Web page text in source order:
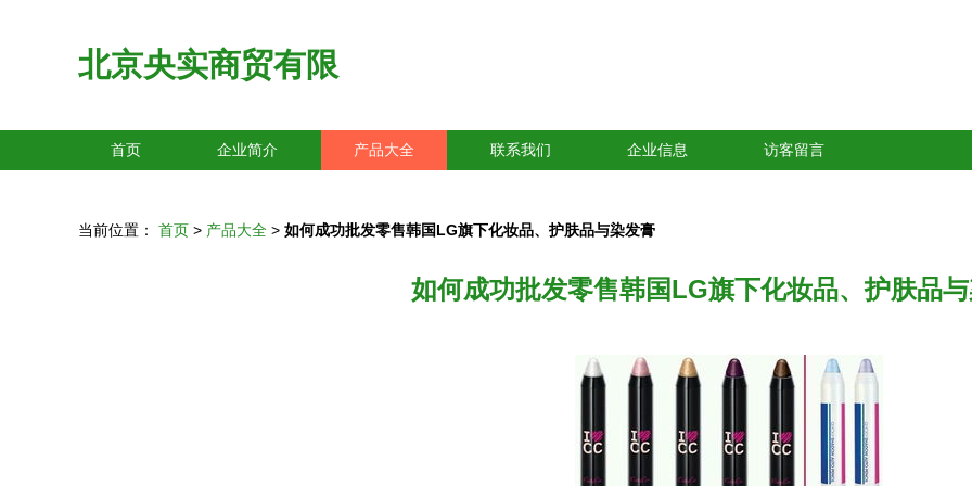
北京央实商贸有限
首页 企业简介 产品大全 联系我们 企业信息 访客留言
当前位置： 首页 > 产品大全 > 如何成功批发零售韩国LG旗下化妆品、护肤品与染发膏
如何成功批发零售韩国LG旗下化妆品、护肤品